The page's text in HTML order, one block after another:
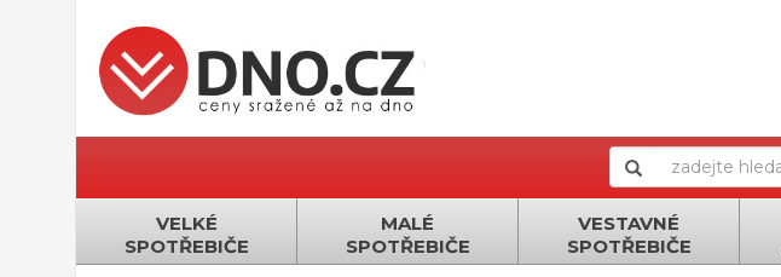
VELKÉ
SPOTŘEBIČE
MALÉ
SPOTŘEBIČE
VESTAVNÉ
SPOTŘEBIČE